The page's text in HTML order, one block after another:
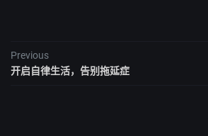
Previous
开启自律生活，告别拖延症